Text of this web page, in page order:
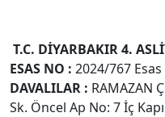
T.C. DİYARBAKIR 4.
ESAS NO : 2024/767 Esas
DAVALILAR : RAMAZAN
Sk. Öncel Ap No: 7 İç